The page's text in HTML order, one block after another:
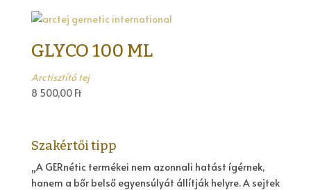
GLYCO 100 ML
Arctisztító tej
8 500,00 Ft
Szakértői tipp
„A GERnétic termékei nem azonnali hatást ígérnek,
hanem a bőr belső egyensúlyát állítják helyre. A sejtek